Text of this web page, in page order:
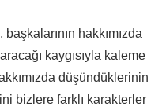
hakkımızda
kaygısıyla kaleme
düşündüklerinin
bizlere farklı karakterler